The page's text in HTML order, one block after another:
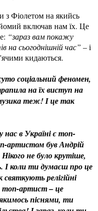
з Фіолетом на якийсь
включав нам їх. Це
“зараз вам покажу
на сьогоднішній час” – і
кидаються.
соціальний феномен,
на їх виступ на
теж! І це так
в Україні є топ-
був Андрій
не було крутіше,
І коли ти думаєш про це
релігійні
топ-артист – це
піснями, ти